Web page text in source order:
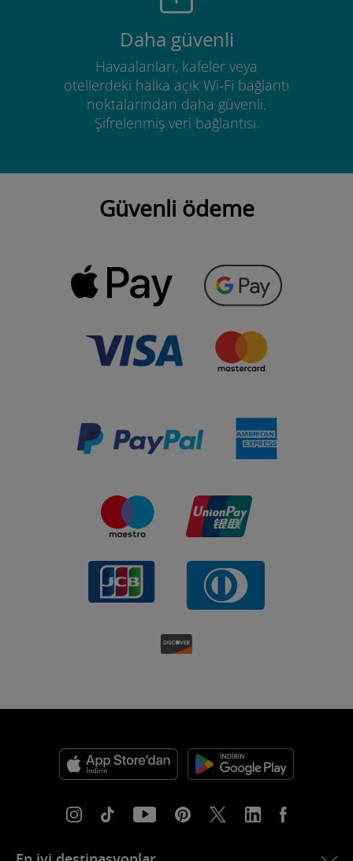
Daha güvenli
Havaalanları, kafeler veya
otellerdeki halka açık Wi-Fi bağlantı
noktalarından daha güvenli.
Şifrelenmiş veri bağlantısı.
Güvenli ödeme